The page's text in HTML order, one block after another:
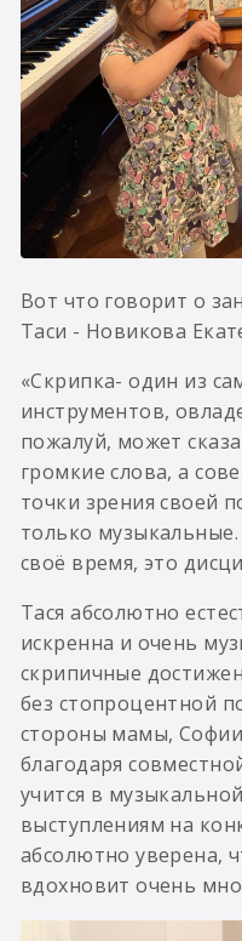
Вот что говорит о
Таси - Новикова
«Скрипка- один из
инструментов,
пожалуй, может
громкие слова, а
точки зрения своей
только
своë время, это
Тася абсолютно
искренна и очень
скрипичные
без стопроцентной
стороны мамы,
благодаря
учится в
выступлениям на
абсолютно уверена,
вдохновит очень